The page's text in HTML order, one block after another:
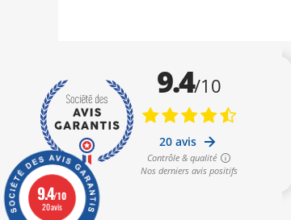
9.4/10
20 avis